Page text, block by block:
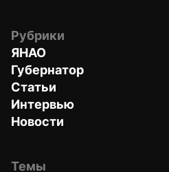
Рубрики
ЯНАО
Губернатор
Статьи
Интервью
Новости
Темы